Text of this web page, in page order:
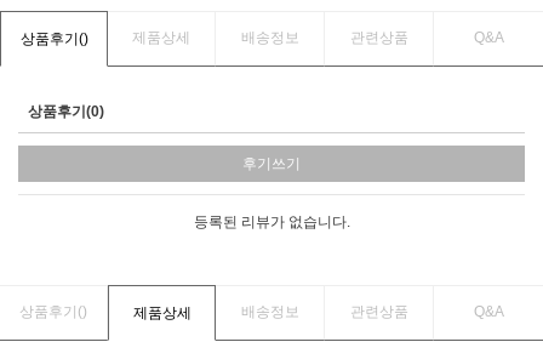
상품후기() 제품상세 배송정보 관련상품 Q&A
상품후기(0)
후기쓰기
등록된 리뷰가 없습니다.
상품후기() 제품상세 배송정보 관련상품 Q&A